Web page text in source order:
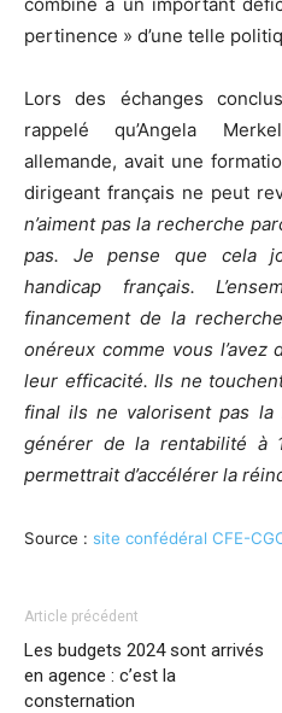
pertinence » d’une telle
Lors des échanges
rappelé qu’Angela
allemande, avait une
dirigeant français ne peut
n’aiment pas la recherche
pas. Je pense que cela
handicap français.
financement de la
onéreux comme vous
leur efficacité. Ils ne
final ils ne valorisent pas
générer de la rentabilité à
permettrait d’accélérer la
Source : site confédéral CFE-
Article précédent
Les budgets 2024 sont arrivés
en agence : c’est la
consternation